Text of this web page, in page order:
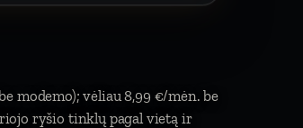
modemo); vėliau 8,99 €/mėn. be
ryšio tinklų pagal vietą ir